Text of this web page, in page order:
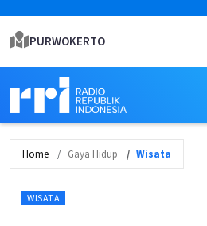
PURWOKERTO
Home Gaya Hidup Wisata
WISATA